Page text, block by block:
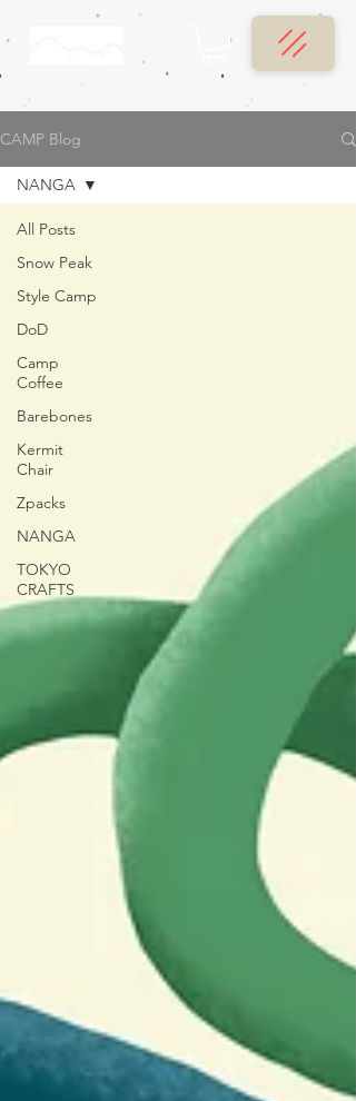
CAMP Blog
All Posts
Snow Peak
Style Camp
DoD
Camp
Coffee
Barebones
Kermit
Chair
Zpacks
NANGA
TOKYO
CRAFTS
NANGA